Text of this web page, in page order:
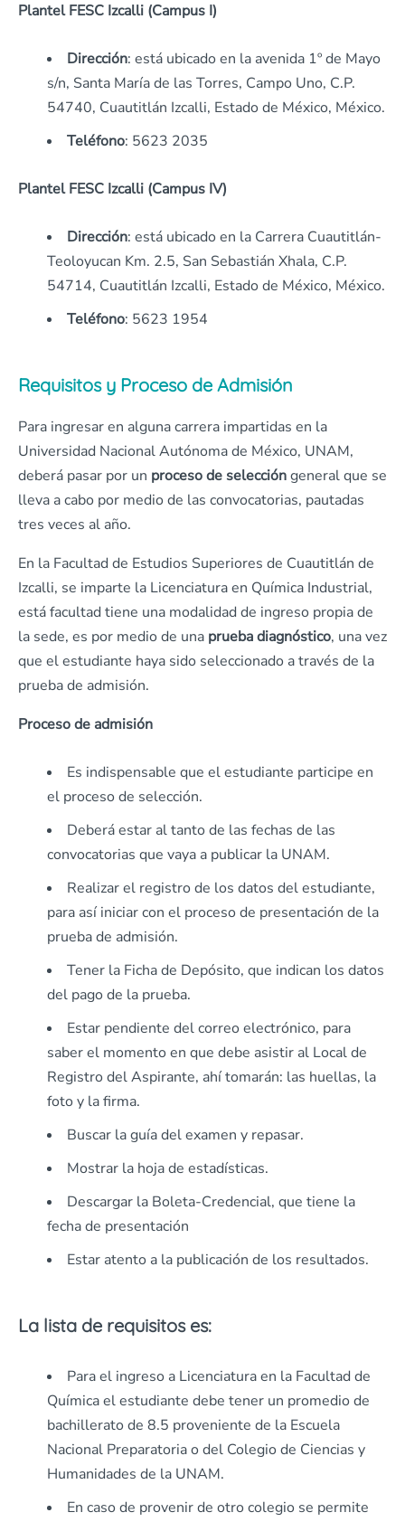
Plantel FESC Izcalli (Campus I)
Dirección: está ubicado en la avenida 1º de Mayo
s/n, Santa María de las Torres, Campo Uno, C.P.
54740, Cuautitlán Izcalli, Estado de México, México.
Teléfono: 5623 2035
Plantel FESC Izcalli (Campus IV)
Dirección: está ubicado en la Carrera Cuautitlán-
Teoloyucan Km. 2.5, San Sebastián Xhala, C.P.
54714, Cuautitlán Izcalli, Estado de México, México.
Teléfono: 5623 1954
Requisitos y Proceso de Admisión
Para ingresar en alguna carrera impartidas en la
Universidad Nacional Autónoma de México, UNAM,
deberá pasar por un proceso de seleccióngeneral que se
lleva a cabo por medio de las convocatorias, pautadas
tres veces al año.
En la Facultad de Estudios Superiores de Cuautitlán de
Izcalli, se imparte la Licenciatura en Química Industrial,
está facultad tiene una modalidad de ingreso propia de
la sede, es por medio de una prueba diagnóstico, una vez
que el estudiante haya sido seleccionado a través de la
prueba de admisión.
Proceso de admisión
Es indispensable que el estudiante participe en
el proceso de selección.
Deberá estar al tanto de las fechas de las
convocatorias que vaya a publicar la UNAM.
Realizar el registro de los datos del estudiante,
para así iniciar con el proceso de presentación de la
prueba de admisión.
Tener la Ficha de Depósito, que indican los datos
del pago de la prueba.
Estar pendiente del correo electrónico, para
saber el momento en que debe asistir al Local de
Registro del Aspirante, ahí tomarán: las huellas, la
foto y la firma.
Buscar la guía del examen y repasar.
Mostrar la hoja de estadísticas.
Descargar la Boleta-Credencial, que tiene la
fecha de presentación
Estar atento a la publicación de los resultados.
La lista de requisitos es:
Para el ingreso a Licenciatura en la Facultad de
Química el estudiante debe tener un promedio de
bachillerato de 8.5 proveniente de la Escuela
Nacional Preparatoria o del Colegio de Ciencias y
Humanidades de la UNAM.
En caso de provenir de otro colegio se permite